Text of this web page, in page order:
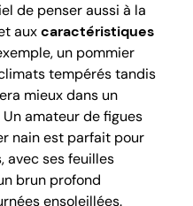
de penser aussi à la
auxcaractéristiques
un pommier
tempérés tandis
mieux dans un
amateur de figues
nain est parfait pour
avec ses feuilles
brun profond
ensoleillées.